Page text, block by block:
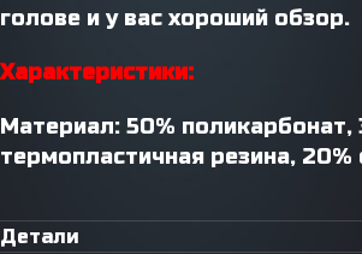
голове и у вас хороший обзор.
Характеристики:
Материал: 50% поликарбонат,
термопластичная резина, 20%
Детали